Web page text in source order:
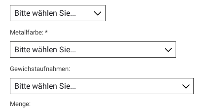
Metallfarbe: *
Gewichstaufnahmen:
Menge: